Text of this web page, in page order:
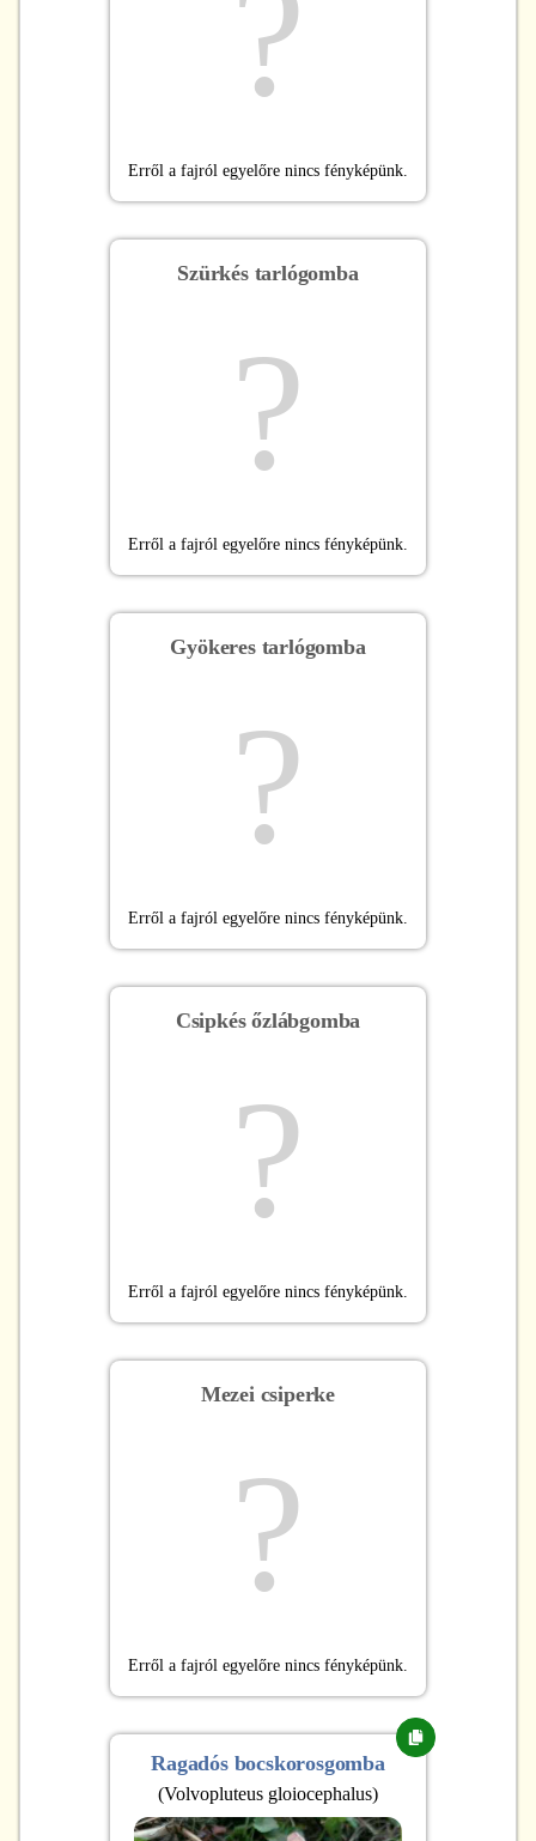
?
Erről a fajról egyelőre nincs fényképünk.
Szürkés tarlógomba
?
Erről a fajról egyelőre nincs fényképünk.
Gyökeres tarlógomba
?
Erről a fajról egyelőre nincs fényképünk.
Csipkés őzlábgomba
?
Erről a fajról egyelőre nincs fényképünk.
Mezei csiperke
?
Erről a fajról egyelőre nincs fényképünk.
Ragadós bocskorosgomba
(Volvopluteus gloiocephalus)